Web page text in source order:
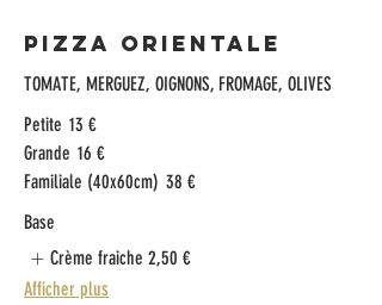
Pizza Orientale
TOMATE, MERGUEZ, OIGNONS, FROMAGE, OLIVES
Petite 13 €
Grande 16 €
Familiale (40x60cm) 38 €
Base
Crème fraiche 2,50 €
Afficher plus